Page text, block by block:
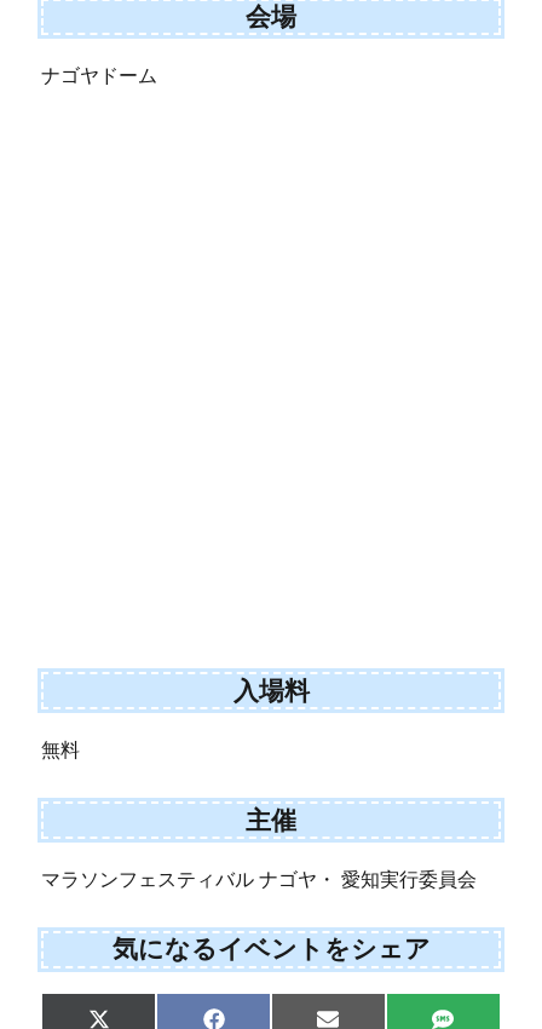
会場
ナゴヤドーム
入場料
無料
主催
マラソンフェスティバル ナゴヤ・ 愛知実行委員会
気になるイベントをシェア